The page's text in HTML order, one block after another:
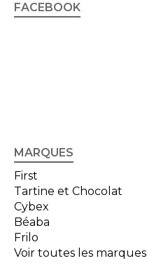
FACEBOOK
MARQUES
First
Tartine et Chocolat
Cybex
Béaba
Frilo
Voir toutes les marques